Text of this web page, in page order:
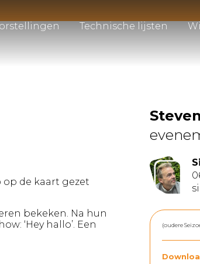
Technische lijsten
op de kaart gezet
bekeken. Na hun
‘Hey hallo’. Een
(oudere